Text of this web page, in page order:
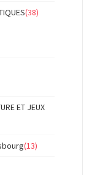
(38)
ET JEUX
(13)